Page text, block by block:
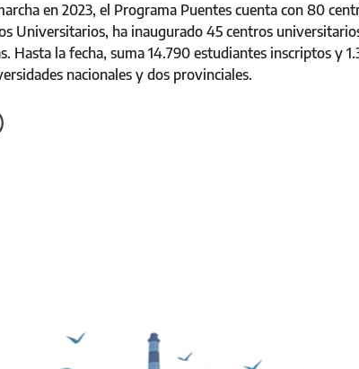
en 2023, el Programa Puentes cuenta con 80
Universitarios, ha inaugurado 45 centros
Hasta la fecha, suma 14.790 estudiantes inscriptos y
nacionales y dos provinciales.